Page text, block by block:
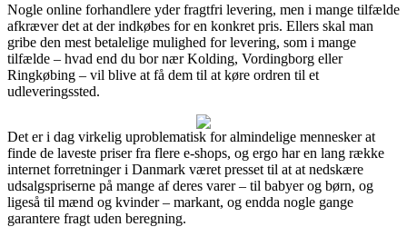
Nogle online forhandlere yder fragtfri levering, men i mange tilfælde
afkræver det at der indkøbes for en konkret pris. Ellers skal man
gribe den mest betalelige mulighed for levering, som i mange
tilfælde – hvad end du bor nær Kolding, Vordingborg eller
Ringkøbing – vil blive at få dem til at køre ordren til et
udleveringssted.
Det er i dag virkelig uproblematisk for almindelige mennesker at
finde de laveste priser fra flere e-shops, og ergo har en lang række
internet forretninger i Danmark været presset til at at nedskære
udsalgspriserne på mange af deres varer – til babyer og børn, og
ligeså til mænd og kvinder – markant, og endda nogle gange
garantere fragt uden beregning.